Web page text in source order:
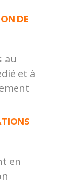
DE
au
et à
en